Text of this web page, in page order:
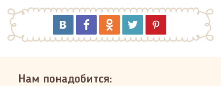
Нам понадобится: